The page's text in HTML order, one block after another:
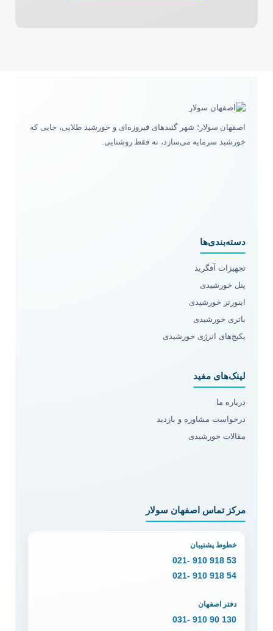
اصفهان سولار؛ شهر گنبدهای فیروزه‌ای و خورشید طلایی، جایی که
خورشید سرمایه می‌سازد، نه فقط روشنایی.
دسته‌بندی‌ها
تجهیزات آفگرید
پنل خورشیدی
اینورتر خورشیدی
باتری خورشیدی
پکیج‌های انرژی خورشیدی
لینک‌های مفید
درباره ما
درخواست مشاوره و بازدید
مقالات خورشیدی
مرکز تماس اصفهان سولار
خطوط پشتیبان
53 918 910 -021
54 918 910 -021
دفتر اصفهان
130 90 910 -031